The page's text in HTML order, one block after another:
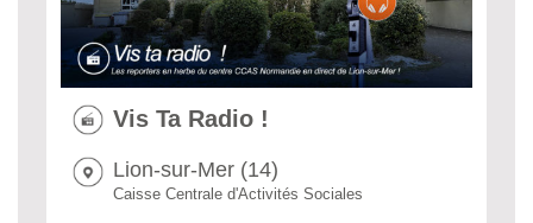
Vis Ta Radio !
Lion-sur-Mer (14)
Caisse Centrale d'Activités Sociales